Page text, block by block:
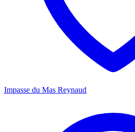
Impasse du Mas Reynaud